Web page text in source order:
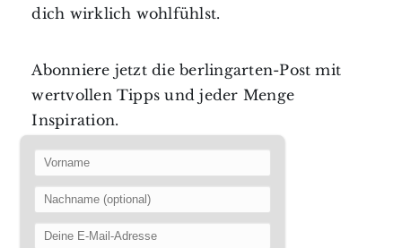
dich wirklich wohlfühlst.
Abonniere jetzt die berlingarten-Post mit
wertvollen Tipps und jeder Menge
Inspiration.